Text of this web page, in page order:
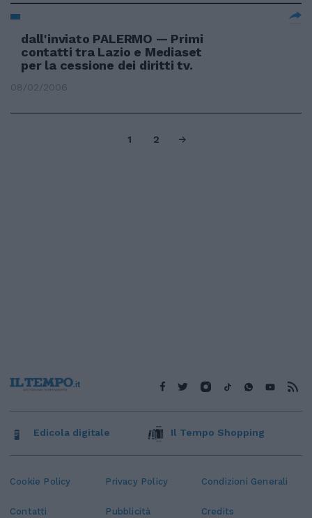
dall'inviato PALERMO — Primi
contatti tra Lazio e Mediaset
per la cessione dei diritti tv.
08/02/2006
1 2
Cookie Policy Privacy Policy Condizioni Generali
Contatti Pubblicità Credits
Edicola digitale Il Tempo Shopping